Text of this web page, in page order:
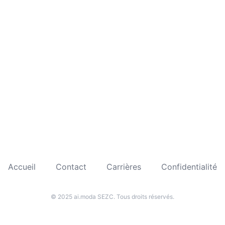
Accueil Contact Carrières Confidentialité
© 2025 ai.moda SEZC. Tous droits réservés.